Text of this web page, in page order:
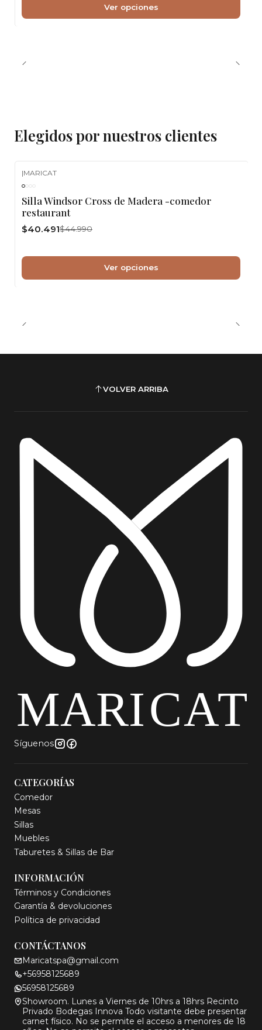
Ver opciones
Elegidos por nuestros clientes
|MARICAT
Silla Windsor Cross de Madera -comedor
restaurant
$40.491$44.990
Ver opciones
VOLVER ARRIBA
Síguenos
CATEGORÍAS
Comedor
Mesas
Sillas
Muebles
Taburetes & Sillas de Bar
INFORMACIÓN
Términos y Condiciones
Garantía & devoluciones
Política de privacidad
CONTÁCTANOS
Maricatspa@gmail.com
+56958125689
56958125689
Showroom. Lunes a Viernes de 10hrs a 18hrs Recinto
Privado Bodegas Innova Todo visitante debe presentar
carnet físico. No se permite el acceso a menores de 18